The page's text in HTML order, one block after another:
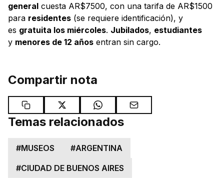
general cuesta AR$7500, con una tarifa de AR$1500
para residentes (se requiere identificación), y
es gratuita los miércoles. Jubilados, estudiantes
y menores de 12 años entran sin cargo.
Compartir nota
Temas relacionados
#MUSEOS #ARGENTINA
#CIUDAD DE BUENOS AIRES